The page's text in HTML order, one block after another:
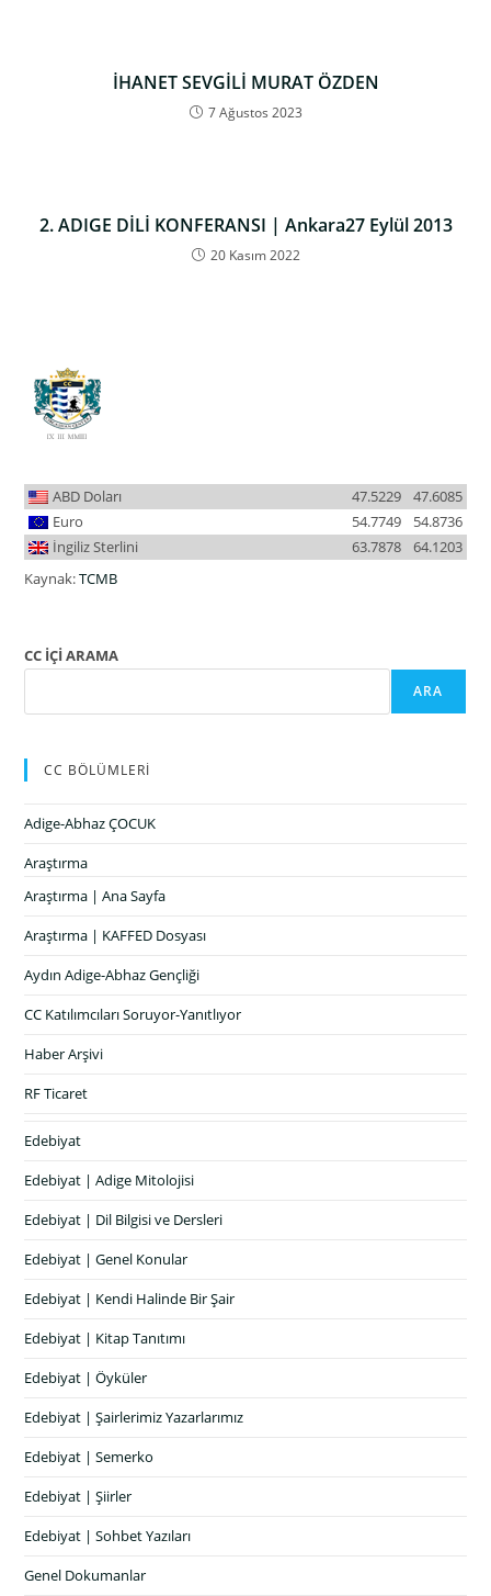
İHANET SEVGİLİ MURAT ÖZDEN
7 Ağustos 2023
2. ADIGE DİLİ KONFERANSI | Ankara27 Eylül 2013
20 Kasım 2022
ABD Doları 47.6085
47.5229
Euro
54.8736
54.7749
İngiliz Sterlini
64.1203
63.7878
Kaynak:TCMB
CC İÇİ ARAMA
ARA
CC BÖLÜMLERİ
Adige-Abhaz ÇOCUK
Araştırma
Araştırma | Ana Sayfa
Araştırma | KAFFED Dosyası
Aydın Adige-Abhaz Gençliği
CC Katılımcıları Soruyor-Yanıtlıyor
Haber Arşivi
RF Ticaret
Edebiyat
Edebiyat | Adige Mitolojisi
Edebiyat | Dil Bilgisi ve Dersleri
Edebiyat | Genel Konular
Edebiyat | Kendi Halinde Bir Şair
Edebiyat | Kitap Tanıtımı
Edebiyat | Öyküler
Edebiyat | Şairlerimiz Yazarlarımız
Edebiyat | Semerko
Edebiyat | Şiirler
Edebiyat | Sohbet Yazıları
Genel Dokumanlar